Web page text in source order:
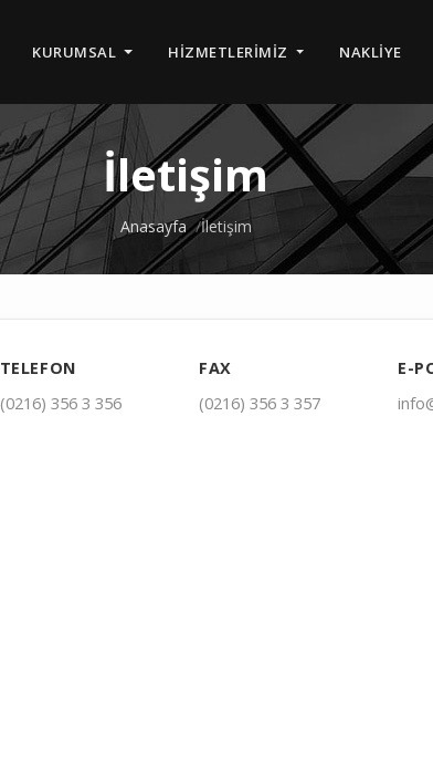
KURUMSAL HIZMETLERIMIZ NAKLIYE
İletişim
Anasayfa İletişim
TELEFON
(0216) 356 3 356
FAX
(0216) 356 3 357
E-